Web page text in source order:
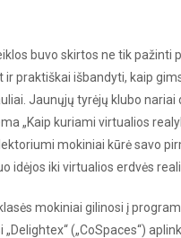
buvo skirtos ne tik pažinti
ir praktiškai išbandyti, kaip
Jaunųjų tyrėjų klubo nariai
„Kaip kuriami virtualios
mokiniai kūrė savo
idėjos iki virtualios erdvės
mokiniai gilinosi į
(„CoSpaces“)